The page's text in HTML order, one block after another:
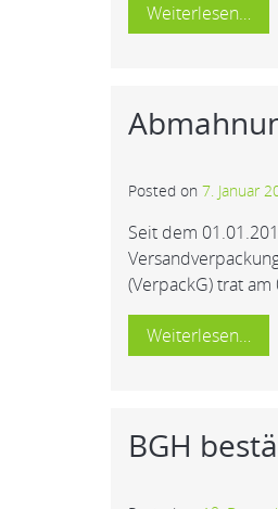
Weiterlesen…
Posted on 7. Januar
Seit dem
(VerpackG) trat
Weiterlesen…
BGH